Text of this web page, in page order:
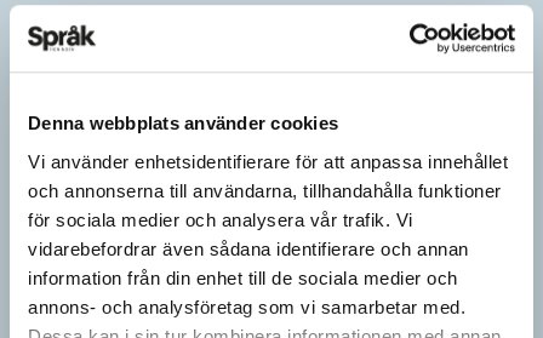
Denna webbplats använder cookies
Vi använder enhetsidentifierare för att anpassa innehållet
och annonserna till användarna, tillhandahålla funktioner
för sociala medier och analysera vår trafik. Vi
vidarebefordrar även sådana identifierare och annan
information från din enhet till de sociala medier och
annons- och analysföretag som vi samarbetar med.